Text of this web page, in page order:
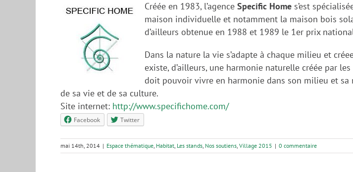
Créée en 1983, l’agence Specific Home s’est
maison individuelle et notamment la maison bois
d’ailleurs obtenue en 1988 et 1989 le 1er prix
Dans la nature la vie s’adapte à chaque milieu et
existe, d’ailleurs, une harmonie naturelle créée par
doit pouvoir vivre en harmonie dans son milieu et
de sa vie et de sa culture.
Site internet: http://www.specifichome.com/
Facebook Twitter
mai 14th, 2014 | Espace thématique, Habitat, Les stands, Nos soutiens, Village 2015 | 0 commentaire